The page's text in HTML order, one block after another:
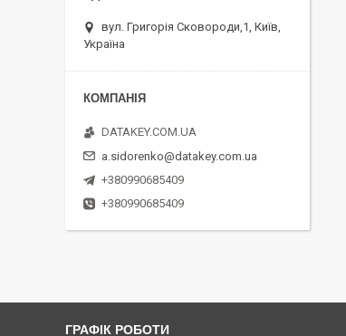
вул. Григорія Сковороди,1, Київ,
Україна
DATAKEY.COM.UA
a.sidorenko@datakey.com.ua
+380990685409
+380990685409
ГРАФІК РОБОТИ